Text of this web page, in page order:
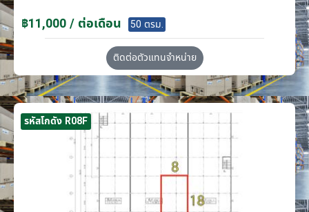
฿11,000 / ต่อเดือน 50 ตรม.
ติดต่อตัวแทนจำหน่าย
รหัสโกดัง R08F